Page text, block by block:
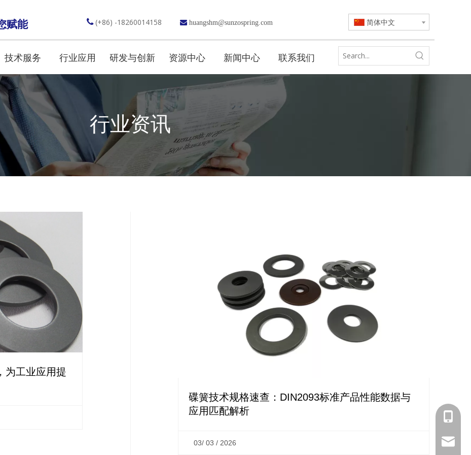
赋能  (+86) -18260014158  huangshm@sunzospring.com 简体中文
技术服务 行业应用 研发与创新 资源中心 新闻中心 联系我们
行业资讯
为工业应用提
碟簧技术规格速查：DIN2093标准产品性能数据与
应用匹配解析
03/ 03 / 2026
+ 86-
+86-